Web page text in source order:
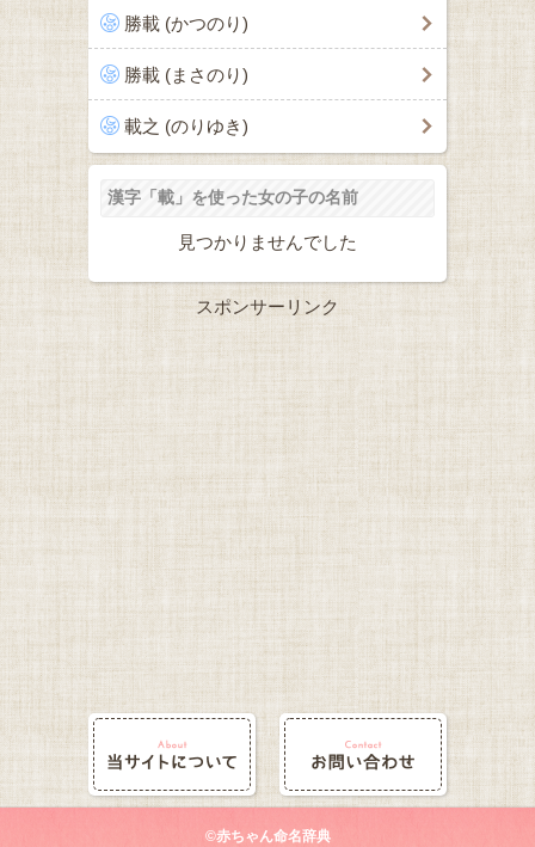
勝載 (かつのり)
勝載 (まさのり)
載之 (のりゆき)
漢字「載」を使った女の子の名前
見つかりませんでした
スポンサーリンク
©赤ちゃん命名辞典